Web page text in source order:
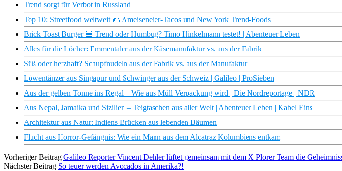
Trend sorgt für Verbot in Russland
Top 10: Streetfood weltweit 🌮 Ameiseneier-Tacos und New York Trend-Foods
Brick Toast Burger 🍔 Trend oder Humbug? Timo Hinkelmann testet! | Abenteuer Leben
Alles für die Löcher: Emmentaler aus der Käsemanufaktur vs. aus der Fabrik
Süß oder herzhaft? Schupfnudeln aus der Fabrik vs. aus der Manufaktur
Löwentänzer aus Singapur und Schwinger aus der Schweiz | Galileo | ProSieben
Aus der gelben Tonne ins Regal – Wie aus Müll Verpackung wird | Die Nordreportage | NDR
Aus Nepal, Jamaika und Sizilien – Teigtaschen aus aller Welt | Abenteuer Leben | Kabel Eins
Architektur aus Natur: Indiens Brücken aus lebenden Bäumen
Flucht aus Horror-Gefängnis: Wie ein Mann aus dem Alcatraz Kolumbiens entkam
Vorheriger Beitrag Galileo Reporter Vincent Dehler lüftet gemeinsam mit dem X Plorer Team die
Nächster Beitrag So teuer werden Avocados in Amerika?!